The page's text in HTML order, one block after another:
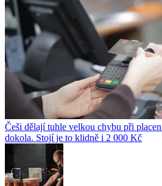
Češi dělají tuhle velkou chybu při
dokola. Stojí je to klidně i 2 000 Kč